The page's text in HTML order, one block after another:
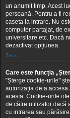
un anumit timp. Acest
persoană. Pentru a fi
caseta la intrare. Nu
computer partajat, de
universitare etc. Dacă
dezactivat opțiunea.
Sus
Care este funcția
"Șterge cookie-urile"
autorizația de a
acesta. Cookie-urile
de către utilizator dacă
cu intrarea sau